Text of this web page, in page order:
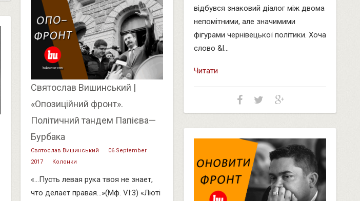
відбувся знаковий діалог між двома
непомітними, але значимими
фігурами чернівецької політики. Хоча
слово &l...
Читати
Святослав Вишинський |
«Опозиційний фронт».
Політичний тандем Папієва—
Бурбака
Святослав Вишинський
06 September
2017
Колонки
«...Пусть левая рука твоя не знает,
что делает правая...»(Мф. VI:3) «Люті